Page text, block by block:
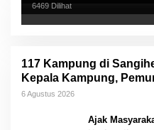
6469 Dilihat
117 Kampung di
Kepala Kampung,
Oktober 2026
6 Agustus 2026
Ajak